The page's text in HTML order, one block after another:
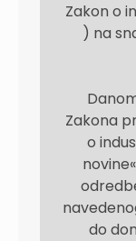
Zakon o
) na
Zakona
o
do